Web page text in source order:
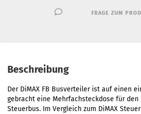
FRAGE ZUM
Beschreibung
Der DiMAX FB Busverteiler ist auf einen
gebracht eine Mehrfachsteckdose für den
Steuerbus. Im Vergleich zum DiMAX